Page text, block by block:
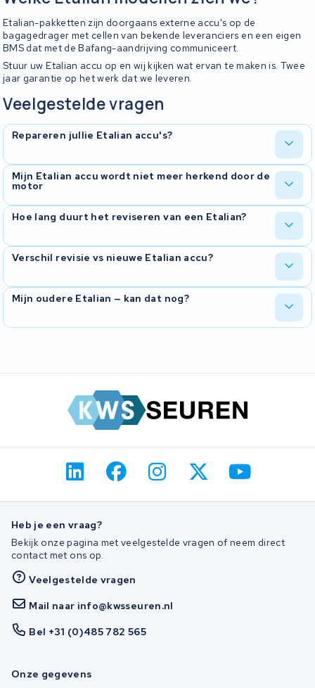
Etalian-pakketten zijn doorgaans externe accu's op de
bagagedrager met cellen van bekende leveranciers en een eigen
BMS dat met de Bafang-aandrijving communiceert.
Stuur uw Etalian accu op en wij kijken wat ervan te maken is. Twee
jaar garantie op het werk dat we leveren.
Veelgestelde vragen
Repareren jullie Etalian accu's?
In de meeste gevallen wel. Bij Bafang-systemen hebben we hier
veel ervaring mee.
Mijn Etalian accu wordt niet meer herkend door de
motor
Dat probleem zien we vaker. Het zit meestal in het BMS of in de
connector. Wij meten alles door en bespreken vervolgens met u
welke oplossing zinvol is.
Hoe lang duurt het reviseren van een Etalian?
Doorgaans rond de tien werkdagen vanaf het moment dat we de
Verschil revisie vs nieuwe Etalian accu?
Bij een revisie houdt u dezelfde behuizing en hetzelfde BMS, en
krijgt u nieuwe cellen erin. Vaak een veel goedkopere oplossing
dan een complete nieuwe accu.
Mijn oudere Etalian — kan dat nog?
Heb je een vraag?
Bekijk onze pagina met veelgestelde vragen of neem direct
contact met ons op.
Veelgestelde vragen
Mail naar info@kwsseuren.nl
Bel +31 (0)485 782 565
Onze gegevens